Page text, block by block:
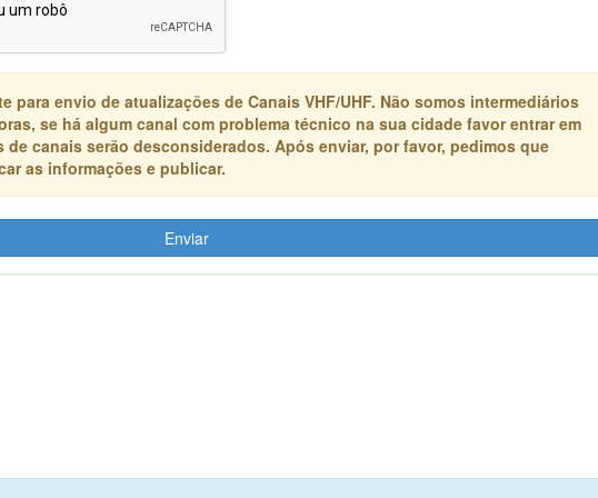
para envio de atualizações de Canais VHF/UHF. Não somos intermediários
se há algum canal com problema técnico na sua cidade favor entrar em
canais serão desconsiderados. Após enviar, por favor, pedimos que
as informações e publicar.
Enviar